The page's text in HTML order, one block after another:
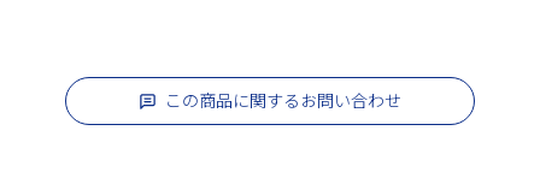
この商品に関するお問い合わせ